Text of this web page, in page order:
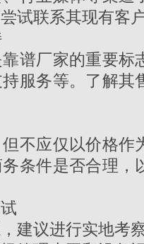
试联系其现有客
谱厂家的重要标
服务等。了解其
不应仅以价格作
条件是否合理，
建议进行实地考